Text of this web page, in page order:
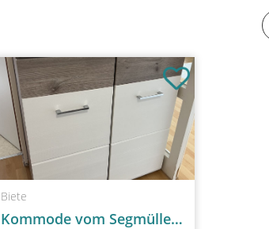
Biete
Kommode vom Segmüller Spiegel Gratis dazu!!